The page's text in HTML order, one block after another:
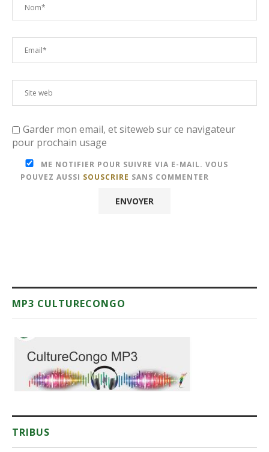
Garder mon email, et siteweb sur ce navigateur
pour prochain usage
ME NOTIFIER POUR SUIVRE VIA E-MAIL. VOUS
POUVEZ AUSSI SOUSCRIRE SANS COMMENTER
MP3 CULTURECONGO
TRIBUS